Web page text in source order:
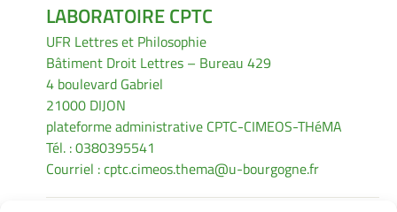
LABORATOIRE CPTC
UFR Lettres et Philosophie
Bâtiment Droit Lettres – Bureau 429
4 boulevard Gabriel
21000 DIJON
plateforme administrative CPTC-CIMEOS-THéMA
Tél. : 0380395541
Courriel :cptc.cimeos.thema@u-bourgogne.fr